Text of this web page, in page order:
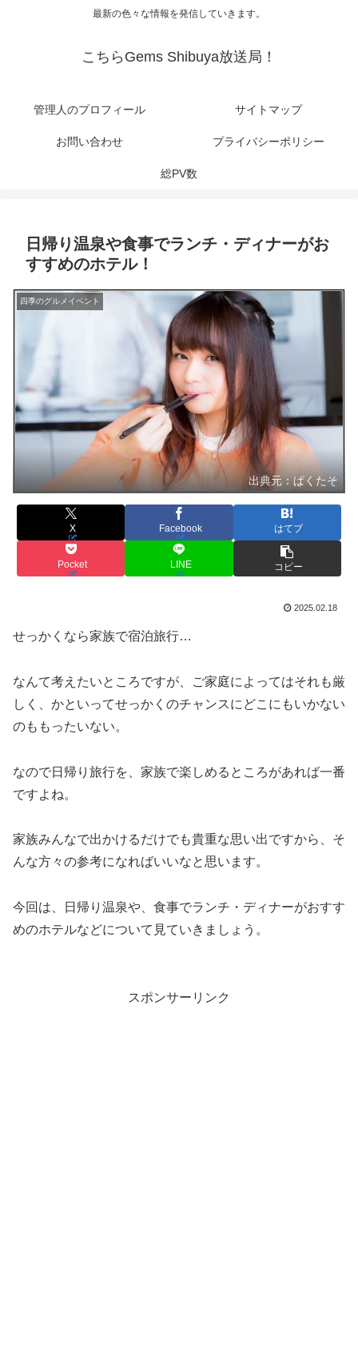
最新の色々な情報を発信していきます。
こちらGems Shibuya放送局！
管理人のプロフィール サイトマップ
お問い合わせ プライバシーポリシー
総PV数
日帰り温泉や食事でランチ・ディナーがお
すすめのホテル！
四季のグルメイベント
出典元：ぱくたそ
X Facebook はてブ
Pocket LINE コピー
2025.02.18
せっかくなら家族で宿泊旅行…
なんて考えたいところですが、ご家庭によってはそれも厳
しく、かといってせっかくのチャンスにどこにもいかない
のももったいない。
なので日帰り旅行を、家族で楽しめるところがあれば一番
ですよね。
家族みんなで出かけるだけでも貴重な思い出ですから、そ
んな方々の参考になればいいなと思います。
今回は、日帰り温泉や、食事でランチ・ディナーがおすす
めのホテルなどについて見ていきましょう。
スポンサーリンク